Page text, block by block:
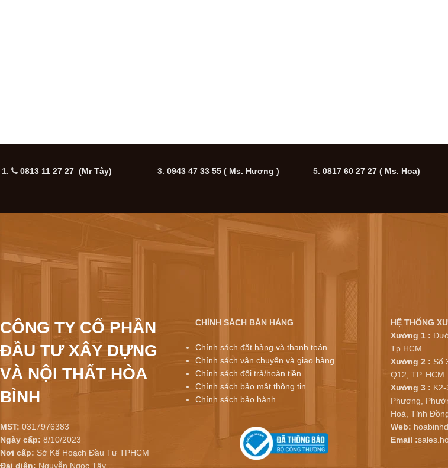
1. 0813 11 27 27 (Mr Tây) 3. 0943 47 33 55( Ms. Hương ) 5. 0817 60 27 27( Ms. Hoa)
CÔNG TY CỔ PHẦN
ĐẦU TƯ XÂY DỰNG
VÀ NỘI THẤT HÒA
BÌNH
MST: 0317976383
Ngày cấp: 8/10/2023
Nơi cấp: Sở Kế Hoạch Đầu Tư TPHCM
Đại diện: Nguyễn Ngọc Tây
CHÍNH SÁCH BÁN HÀNG
Chính sách đặt hàng và thanh toán
Chính sách vận chuyển và giao hàng
Chính sách đổi trả/hoàn tiền
Chính sách bảo mật thông tin
Chính sách bảo hành
HỆ THỐNG
Xưởng 1 :
Tp.HCM
Xưởng 2 : Số
Q12, TP. HCM.
Xưởng 3 :
Phương,
Hoà, Tỉnh
Web:
Email :